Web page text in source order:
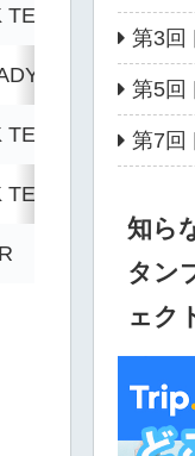
ARENA
ARENA
ARENA
第3回
第5回
第7回
知ら
タン
ェク